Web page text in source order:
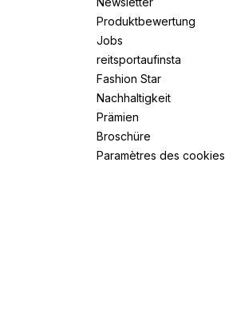
Produktbewertung
Jobs
reitsportaufinsta
Fashion Star
Nachhaltigkeit
Prämien
Broschüre
Paramètres des cookies